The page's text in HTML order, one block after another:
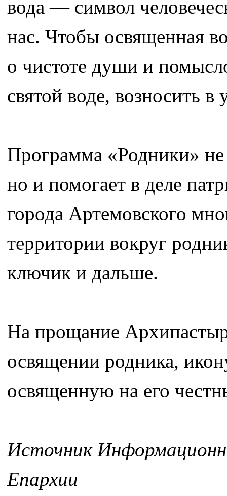
вода — символ
нас. Чтобы освященная
о чистоте души и
святой воде, возносить
Программа «Родники» не
но и помогает в деле
города Артемовского
территории вокруг
ключик и дальше.
На прощание
освящении родника,
освященную на его
Источник
Епархии